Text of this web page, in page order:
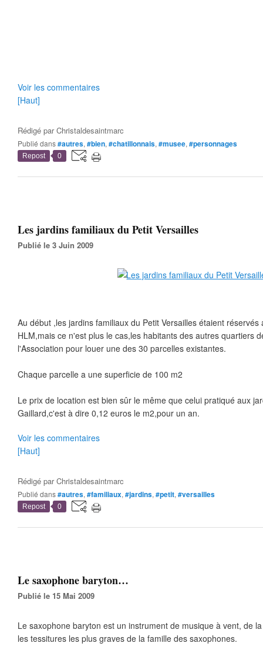
Voir les commentaires
[Haut]
Rédigé parChristaldesaintmarc
Publié dans#autres, #bien, #chatillonnais, #musee, #personnages
Repost 0
Les jardins familiaux du Petit Versailles
Publié le 3 Juin 2009
Au début ,les jardins familiaux du Petit Versailles étaient
HLM,mais ce n'est plus le cas,les habitants des autres quartiers
l'Association pour louer une des 30 parcelles existantes.
Chaque parcelle a une superficie de 100 m2
Le prix de location est bien sûr le même que celui pratiqué aux
Gaillard,c'est à dire 0,12 euros le m2,pour un an.
Voir les commentaires
[Haut]
Rédigé parChristaldesaintmarc
Publié dans#autres, #familiaux, #jardins, #petit, #versailles
Repost 0
Le saxophone baryton…
Publié le 15 Mai 2009
Le saxophone baryton est un instrument de musique à vent, de
les tessitures les plus graves de la famille des saxophones.